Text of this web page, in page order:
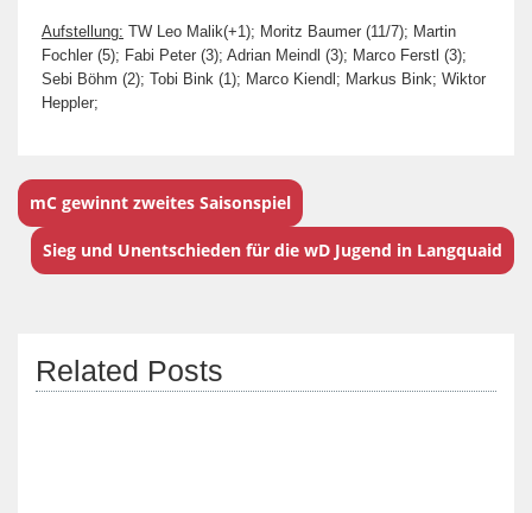
Aufstellung: TW Leo Malik(+1); Moritz Baumer (11/7); Martin
Fochler (5); Fabi Peter (3); Adrian Meindl (3); Marco Ferstl (3);
Sebi Böhm (2); Tobi Bink (1); Marco Kiendl; Markus Bink; Wiktor
Heppler;
mC gewinnt zweites Saisonspiel
Sieg und Unentschieden für die wD Jugend in Langquaid
Related Posts